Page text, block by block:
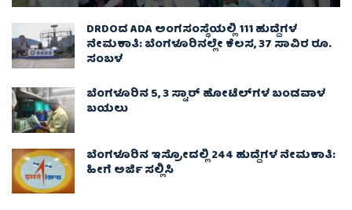
DRDOದ ADA ಅಂಗಸಂಸ್ಥೆಯಲ್ಲಿ 111 ಹುದ್ದೆಗಳ
ನೇಮಕಾತಿ: ಬೆಂಗಳೂರಿನಲ್ಲೇ ಕೆಲಸ, 37 ಸಾವಿರ ರೂ.
ಸಂಬಳ
ಬೆಂಗಳೂರಿನ 5, 3 ಸ್ಟಾರ್​​​​ ಹೋಟೆಲ್​​​​ಗಳ ಬಂಡವಾಳ
ಬಯಲು
ಬೆಂಗಳೂರಿನ ಇಸ್ರೋದಲ್ಲಿ 244 ಹುದ್ದೆಗಳ ನೇಮಕಾತಿ:
ಹೀಗೆ ಅರ್ಜಿ ಸಲ್ಲಿಸಿ